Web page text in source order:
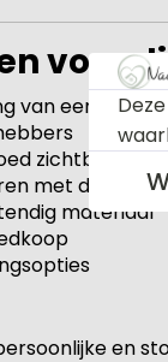
voor
van een
zichtbaar en
met de
materiaal
en